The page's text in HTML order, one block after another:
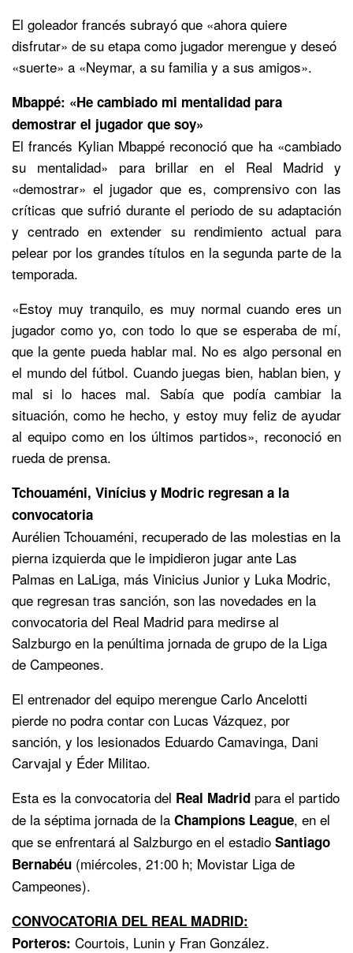
El goleador francés subrayó que «ahora quiere
disfrutar» de su etapa como jugador merengue y deseó
«suerte» a «Neymar, a su familia y a sus amigos».
Mbappé: «He cambiado mi mentalidad para
demostrar el jugador que soy»
El francés Kylian Mbappé reconoció que ha «cambiado
su mentalidad» para brillar en el Real Madrid y
«demostrar» el jugador que es, comprensivo con las
críticas que sufrió durante el periodo de su adaptación
y centrado en extender su rendimiento actual para
pelear por los grandes títulos en la segunda parte de la
temporada.
«Estoy muy tranquilo, es muy normal cuando eres un
jugador como yo, con todo lo que se esperaba de mí,
que la gente pueda hablar mal. No es algo personal en
el mundo del fútbol. Cuando juegas bien, hablan bien, y
mal si lo haces mal. Sabía que podía cambiar la
situación, como he hecho, y estoy muy feliz de ayudar
al equipo como en los últimos partidos», reconoció en
rueda de prensa.
Tchouaméni, Vinícius y Modric regresan a la
convocatoria
Aurélien Tchouaméni, recuperado de las molestias en la
pierna izquierda que le impidieron jugar ante Las
Palmas en LaLiga, más Vinicius Junior y Luka Modric,
que regresan tras sanción, son las novedades en la
convocatoria del Real Madrid para medirse al
Salzburgo en la penúltima jornada de grupo de la Liga
de Campeones.
El entrenador del equipo merengue Carlo Ancelotti
pierde no podra contar con Lucas Vázquez, por
sanción, y los lesionados Eduardo Camavinga, Dani
Carvajal y Éder Militao.
Esta es la convocatoria del Real Madrid para el partido
de la séptima jornada de la Champions League, en el
que se enfrentará al Salzburgo en el estadio Santiago
Bernabéu (miércoles, 21:00 h; Movistar Liga de
Campeones).
CONVOCATORIA DEL REAL MADRID:
Porteros: Courtois, Lunin y Fran González.